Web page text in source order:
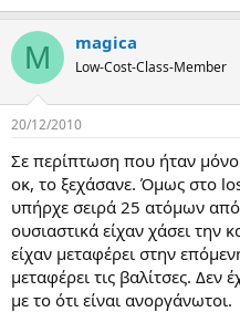
M magica
Low-Cost-Class-Member
20/12/2010
Σε περίπτωση που ήταν
οκ, το ξεχάσανε. Όμως στο
υπήρχε σειρά 25 ατόμων
ουσιαστικά είχαν χάσει την
είχαν μεταφέρει στην
μεταφέρει τις βαλίτσες. Δεν
με το ότι είναι ανοργάνωτοι.